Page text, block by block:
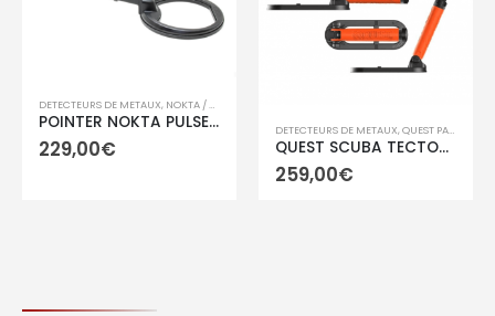
DETECTEURS DE METAUX, NOKTA / MAKRO
POINTER NOKTA PULSE DIVE SCUBA DETECTOR Sonde 20 cms NOIR (sans pointer)
229,00€
DETECTEURS DE METAUX,QUEST PAR DETEKNIX.INC
QUEST SCUBA TECTOR PRO
259,00€